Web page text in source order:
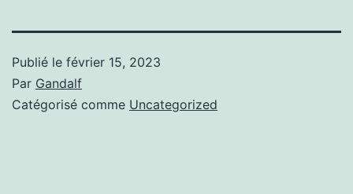
Publié le février 15, 2023
Par Gandalf
Catégorisé comme Uncategorized